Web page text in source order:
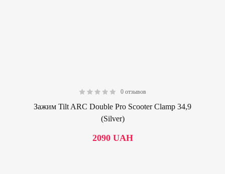
0 отзывов
Зажим Tilt ARC Double Pro Scooter Clamp 34,9
(Silver)
2090 UAH